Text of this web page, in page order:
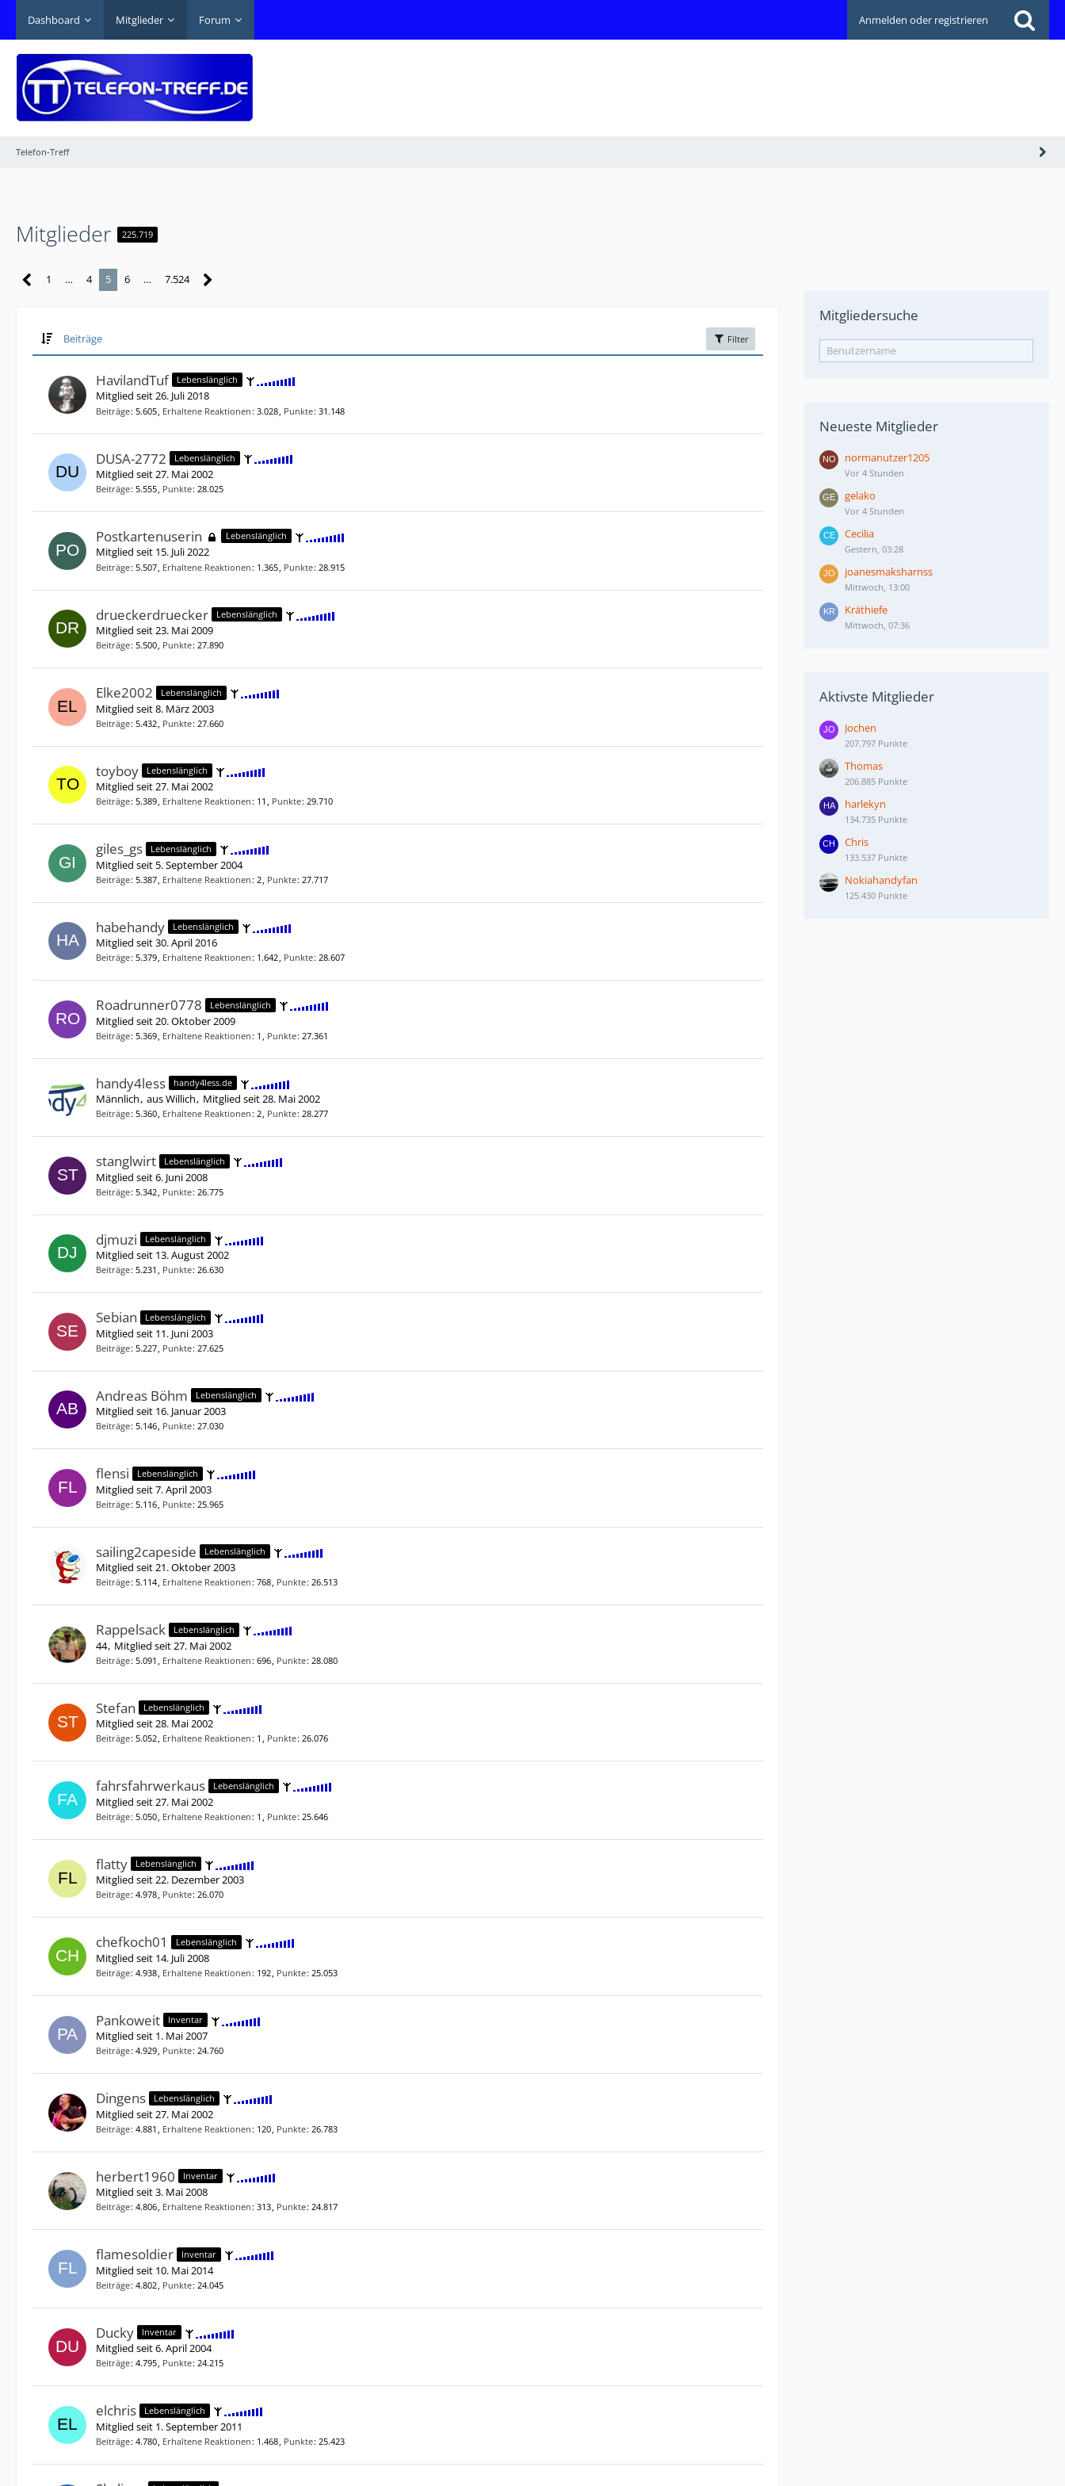
Dashboard Mitglieder Forum Anmelden oder registrieren
Telefon-Treff
Mitglieder 225.719
1 … 4 5 6 … 7.524
Beiträge Filter
HavilandTuf Lebenslänglich
Mitglied seit 26. Juli 2018
Beiträge 5.605 Erhaltene Reaktionen 3.028 Punkte 31.148
DUSA-2772 Lebenslänglich
Mitglied seit 27. Mai 2002
Beiträge 5.555 Punkte 28.025
Postkartenuserin Lebenslänglich
Mitglied seit 15. Juli 2022
Beiträge 5.507 Erhaltene Reaktionen 1.365 Punkte 28.915
drueckerdruecker Lebenslänglich
Mitglied seit 23. Mai 2009
Beiträge 5.500 Punkte 27.890
Elke2002 Lebenslänglich
Mitglied seit 8. März 2003
Beiträge 5.432 Punkte 27.660
toyboy Lebenslänglich
Mitglied seit 27. Mai 2002
Beiträge 5.389 Erhaltene Reaktionen 11 Punkte 29.710
giles_gs Lebenslänglich
Mitglied seit 5. September 2004
Beiträge 5.387 Erhaltene Reaktionen 2 Punkte 27.717
habehandy Lebenslänglich
Mitglied seit 30. April 2016
Beiträge 5.379 Erhaltene Reaktionen 1.642 Punkte 28.607
Roadrunner0778 Lebenslänglich
Mitglied seit 20. Oktober 2009
Beiträge 5.369 Erhaltene Reaktionen 1 Punkte 27.361
handy4less handy4less.de
Männlich aus Willich Mitglied seit 28. Mai 2002
Beiträge 5.360 Erhaltene Reaktionen 2 Punkte 28.277
stanglwirt Lebenslänglich
Mitglied seit 6. Juni 2008
Beiträge 5.342 Punkte 26.775
djmuzi Lebenslänglich
Mitglied seit 13. August 2002
Beiträge 5.231 Punkte 26.630
Sebian Lebenslänglich
Mitglied seit 11. Juni 2003
Beiträge 5.227 Punkte 27.625
Andreas Böhm Lebenslänglich
Mitglied seit 16. Januar 2003
Beiträge 5.146 Punkte 27.030
flensi Lebenslänglich
Mitglied seit 7. April 2003
Beiträge 5.116 Punkte 25.965
sailing2capeside Lebenslänglich
Mitglied seit 21. Oktober 2003
Beiträge 5.114 Erhaltene Reaktionen 768 Punkte 26.513
Rappelsack Lebenslänglich
44 Mitglied seit 27. Mai 2002
Beiträge 5.091 Erhaltene Reaktionen 696 Punkte 28.080
Stefan Lebenslänglich
Mitglied seit 28. Mai 2002
Beiträge 5.052 Erhaltene Reaktionen 1 Punkte 26.076
fahrsfahrwerkaus Lebenslänglich
Mitglied seit 27. Mai 2002
Beiträge 5.050 Erhaltene Reaktionen 1 Punkte 25.646
flatty Lebenslänglich
Mitglied seit 22. Dezember 2003
Beiträge 4.978 Punkte 26.070
chefkoch01 Lebenslänglich
Mitglied seit 14. Juli 2008
Beiträge 4.938 Erhaltene Reaktionen 192 Punkte 25.053
Pankoweit Inventar
Mitglied seit 1. Mai 2007
Beiträge 4.929 Punkte 24.760
Dingens Lebenslänglich
Mitglied seit 27. Mai 2002
Beiträge 4.881 Erhaltene Reaktionen 120 Punkte 26.783
herbert1960 Inventar
Mitglied seit 3. Mai 2008
Beiträge 4.806 Erhaltene Reaktionen 313 Punkte 24.817
flamesoldier Inventar
Mitglied seit 10. Mai 2014
Beiträge 4.802 Punkte 24.045
Ducky Inventar
Mitglied seit 6. April 2004
Beiträge 4.795 Punkte 24.215
elchris Lebenslänglich
Mitglied seit 1. September 2011
Beiträge 4.780 Erhaltene Reaktionen 1.468 Punkte 25.423
Mitgliedersuche
Neueste Mitglieder
normanutzer1205
Vor 4 Stunden
gelako
Vor 4 Stunden
Cecilia
Gestern, 03:28
joanesmaksharnss
Mittwoch, 13:00
Kräthiefe
Mittwoch, 07:36
Aktivste Mitglieder
Jochen
207.797 Punkte
Thomas
206.885 Punkte
harlekyn
134.735 Punkte
Chris
133.537 Punkte
Nokiahandyfan
125.430 Punkte